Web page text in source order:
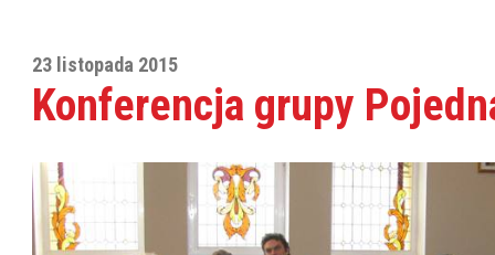
23 listopada 2015
Konferencja grupy